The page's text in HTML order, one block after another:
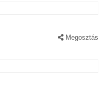
Megosztás